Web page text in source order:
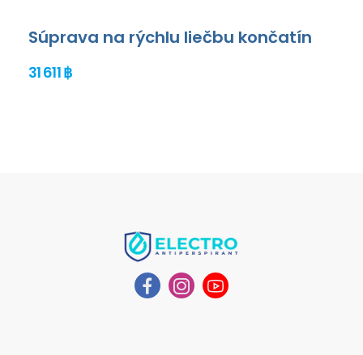
Súprava na rýchlu liečbu končatín
31 611 ฿